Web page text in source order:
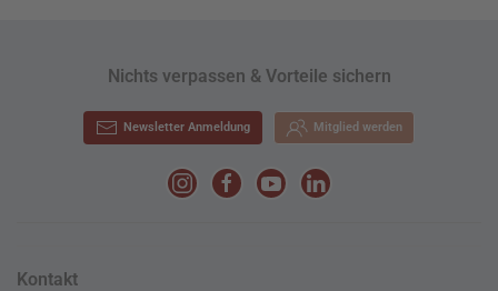
Nichts verpassen & Vorteile sichern
Newsletter Anmeldung Mitglied werden
Kontakt